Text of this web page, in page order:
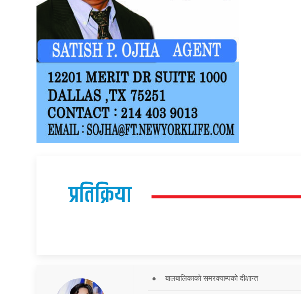
प्रतिक्रिया
बालबालिकाको समरक्याम्पको दीक्षान्त